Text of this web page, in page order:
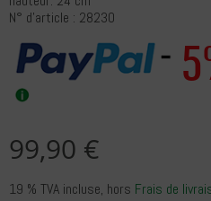
N° d'article : 28230
99,90 €
19 % TVA incluse, hors Frais de